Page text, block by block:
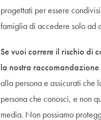
progettati per essere
famiglia di accedere solo ad
Se vuoi correre il rischio di
la nostra
alla persona e assicurati che
persona che conosci, e non
media. Non possiamo